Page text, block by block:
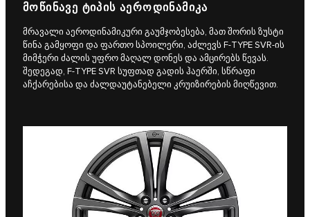
ᲛᲝᲬᲘᲜᲐᲕᲔ ᲢᲘᲞᲘᲡ ᲐᲔᲠᲝᲓᲘᲜᲐᲛᲘᲙᲐ
მრავალი აეროდინამიკური გაუმჯობესება, მათ შორის ზუსტი
წინა გამყოფი და ფართო სპოილერი, აძლევს F‑TYPE SVR-ის
მიმჭერი ძალის უფრო მაღალ დონეს და ამცირებს წევას.
შედეგად, F‑TYPE SVR სუფთად გადის ჰაერში, სწრაფი
აჩქარებისა და ძალდაუტანებელი კრუიზირების მიღწევით.